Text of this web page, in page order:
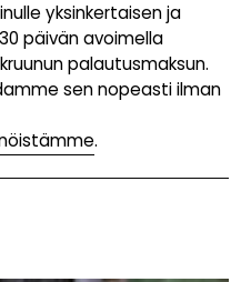
yksinkertaisen ja
päivän avoimella
palautusmaksun.
sen nopeasti ilman
.